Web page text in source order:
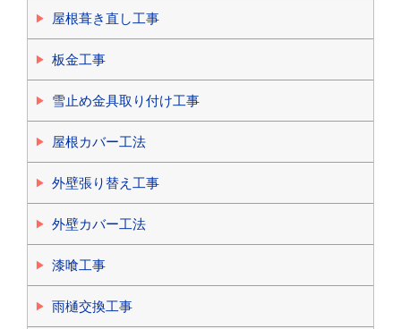
屋根葺き直し工事
板金工事
雪止め金具取り付け工事
屋根カバー工法
外壁張り替え工事
外壁カバー工法
漆喰工事
雨樋交換工事